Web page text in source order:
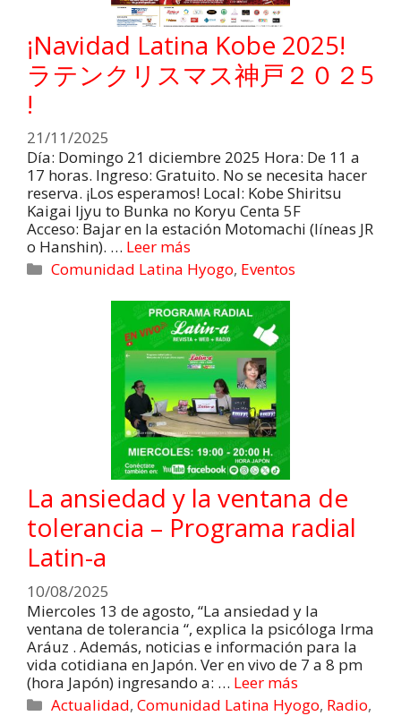
¡Navidad Latina Kobe 2025!
ラテンクリスマス神戸２０２5
!
21/11/2025
Día: Domingo 21 diciembre 2025 Hora: De 11 a
17 horas. Ingreso: Gratuito. No se necesita hacer
reserva. ¡Los esperamos! Local: Kobe Shiritsu
Kaigai Ijyu to Bunka no Koryu Centa 5F
Acceso: Bajar en la estación Motomachi (líneas JR
o Hanshin). … Leer más
Comunidad Latina Hyogo, Eventos
La ansiedad y la ventana de
tolerancia – Programa radial
Latin-a
10/08/2025
Miercoles 13 de agosto, “La ansiedad y la
ventana de tolerancia “, explica la psicóloga Irma
Aráuz . Además, noticias e información para la
vida cotidiana en Japón. Ver en vivo de 7 a 8 pm
(hora Japón) ingresando a: … Leer más
Actualidad,Comunidad Latina Hyogo, Radio,